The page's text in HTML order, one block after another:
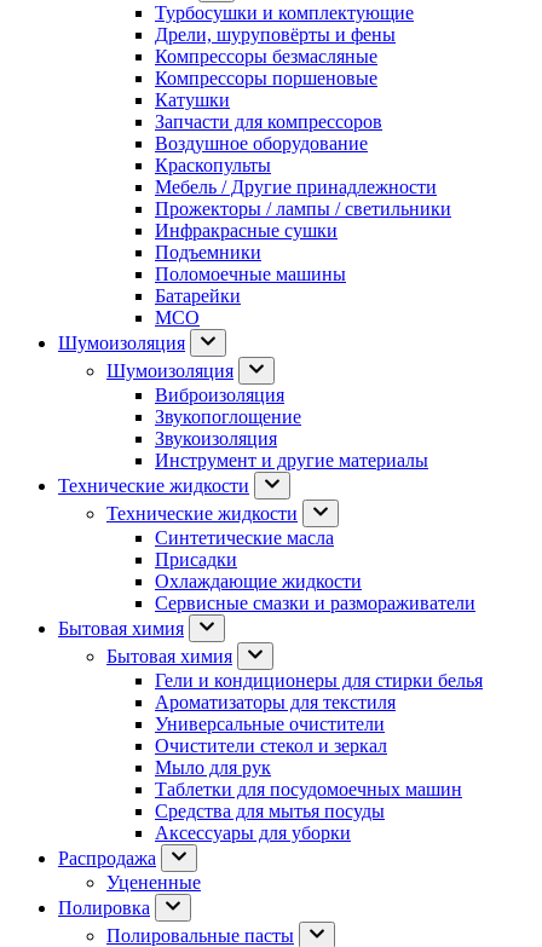
Турбосушки и комплектующие
Дрели, шуруповёрты и фены
Компрессоры безмасляные
Компрессоры поршеновые
Катушки
Запчасти для компрессоров
Воздушное оборудование
Краскопульты
Мебель / Другие принадлежности
Прожекторы / лампы / светильники
Инфракрасные сушки
Подъемники
Поломоечные машины
Батарейки
МСО
Шумоизоляция
Шумоизоляция
Виброизоляция
Звукопоглощение
Звукоизоляция
Инструмент и другие материалы
Технические жидкости
Технические жидкости
Синтетические масла
Присадки
Охлаждающие жидкости
Сервисные смазки и размораживатели
Бытовая химия
Бытовая химия
Гели и кондиционеры для стирки белья
Ароматизаторы для текстиля
Универсальные очистители
Очистители стекол и зеркал
Мыло для рук
Таблетки для посудомоечных машин
Средства для мытья посуды
Аксессуары для уборки
Распродажа
Уцененные
Полировка
Полировальные пасты